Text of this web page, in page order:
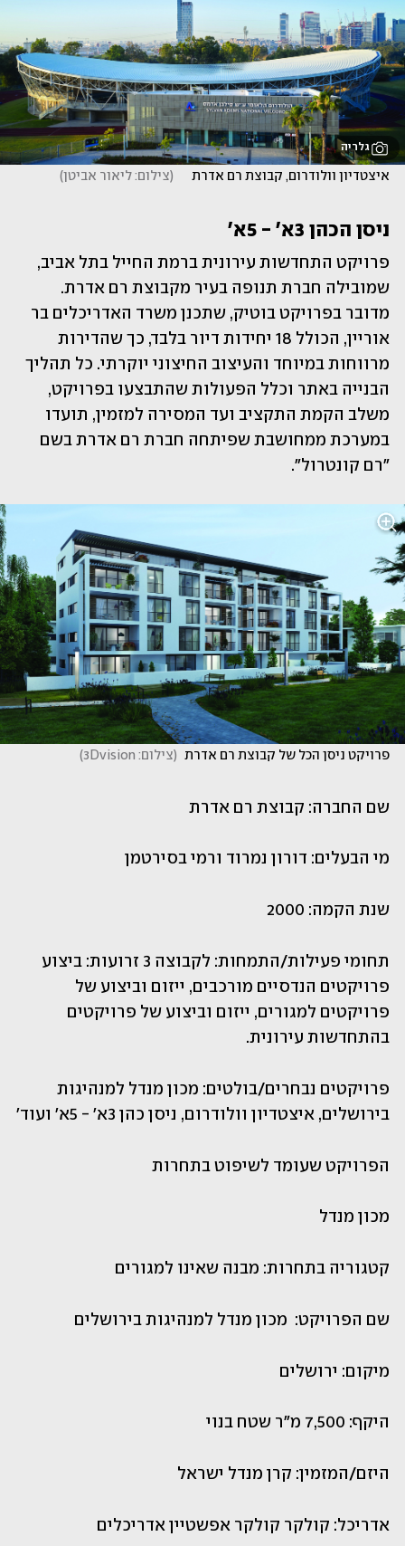
גלריה
איצטדיון וולודרום, קבוצת רם אדרת (צילום: ליאור אביטן)
ניסן הכהן 3א' - 5א'
"רם קונטרול".
פרויקט ניסן הכל של קבוצת רם אדרת (צילום: 3Dvision )
שם החברה: קבוצת רם אדרת
מי הבעלים: דורון נמרוד ורמי בסירטמן
שנת הקמה: 2000
בהתחדשות עירונית.
בירושלים, איצטדיון וולודרום, ניסן כהן 3א' - 5א' ועוד'
הפרויקט שעומד לשיפוט בתחרות
מכון מנדל
קטגוריה בתחרות: מבנה שאינו למגורים
שם הפרויקט:  מכון מנדל למנהיגות בירושלים
מיקום: ירושלים
היקף: 7,500 מ"ר שטח בנוי
היזם/המזמין: קרן מנדל ישראל
אדריכל: קולקר קולקר אפשטיין אדריכלים